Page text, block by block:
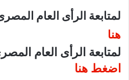
لمتابعة الرأى العام
هنا
لمتابعة الرأى العام
اضغط هنا